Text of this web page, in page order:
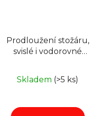
Prodloužení stožáru,
svislé i vodorovné
Skladem (>5 ks)